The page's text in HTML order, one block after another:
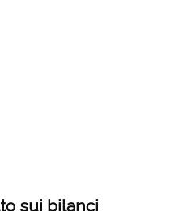
sui bilanci